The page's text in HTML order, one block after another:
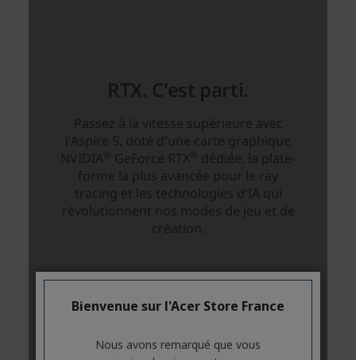
Bienvenue sur l'Acer Store France
Nous avons remarqué que vous